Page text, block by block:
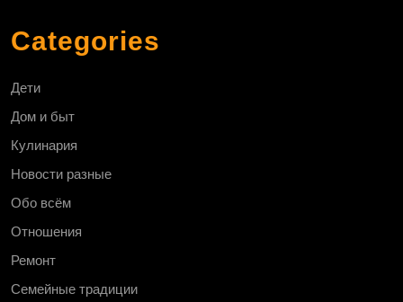
Categories
Дети
Дом и быт
Кулинария
Новости разные
Обо всём
Отношения
Ремонт
Семейные традиции